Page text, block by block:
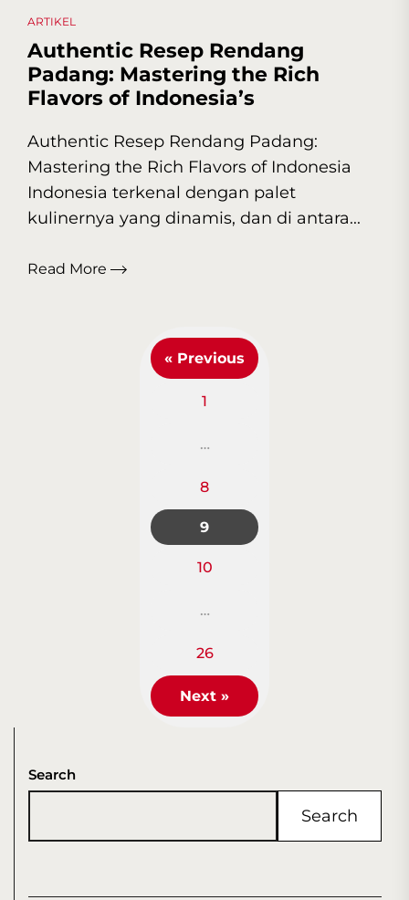
ARTIKEL
Authentic Resep Rendang
Padang: Mastering the Rich
Flavors of Indonesia’s
Authentic Resep Rendang Padang:
Mastering the Rich Flavors of Indonesia
Indonesia terkenal dengan palet
kulinernya yang dinamis, dan di antara...
Read More
Posts
navigation
« Previous
1
…
8
9
10
…
26
Next »
Search
Search